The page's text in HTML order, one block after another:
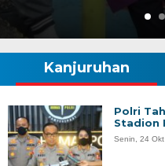
Kanjuruhan
Polri
Stadion
Senin, 24